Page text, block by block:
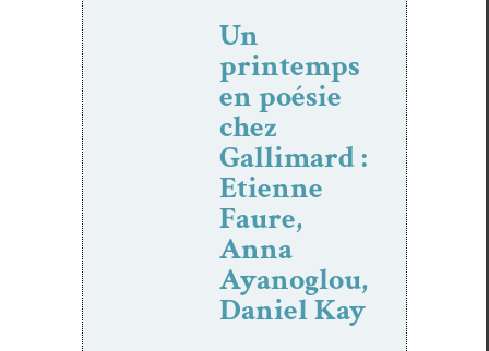
Un
printemps
en poésie
chez
Gallimard :
Etienne
Faure,
Anna
Ayanoglou,
Daniel Kay